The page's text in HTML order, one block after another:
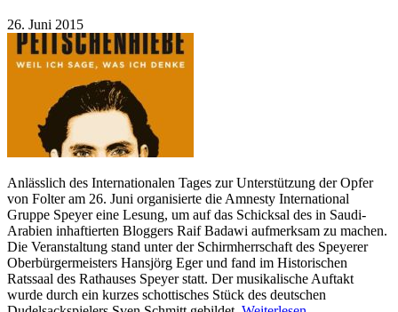
26. Juni 2015
Anlässlich des Internationalen Tages zur Unterstützung der Opfer
von Folter am 26. Juni organisierte die Amnesty International
Gruppe Speyer eine Lesung, um auf das Schicksal des in Saudi-
Arabien inhaftierten Bloggers Raif Badawi aufmerksam zu machen.
Die Veranstaltung stand unter der Schirmherrschaft des Speyerer
Oberbürgermeisters Hansjörg Eger und fand im Historischen
Ratssaal des Rathauses Speyer statt. Der musikalische Auftakt
wurde durch ein kurzes schottisches Stück des deutschen